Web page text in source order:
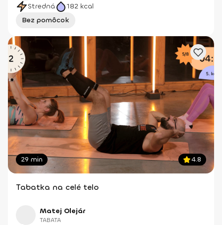
Stredná 182 kcal
Bez pomôcok
29 min 4.8
Tabatka na celé telo
Matej Olejár
TABATA